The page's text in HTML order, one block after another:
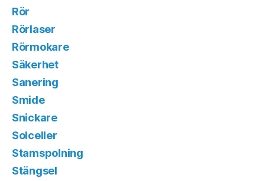
Rör
Rörlaser
Rörmokare
Säkerhet
Sanering
Smide
Snickare
Solceller
Stamspolning
Stängsel